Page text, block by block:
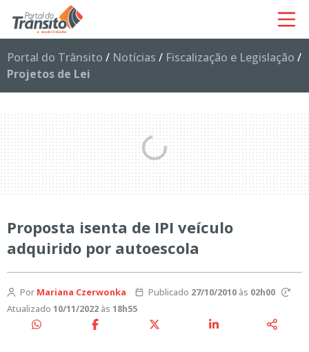
Portal do Trânsito / Notícias / Fiscalização e Legislação /
Projetos de Lei
Proposta isenta de IPI veículo
adquirido por autoescola
Por Mariana Czerwonka Publicado 27/10/2010às 02h00
Atualizado 10/11/2022 às 18h55